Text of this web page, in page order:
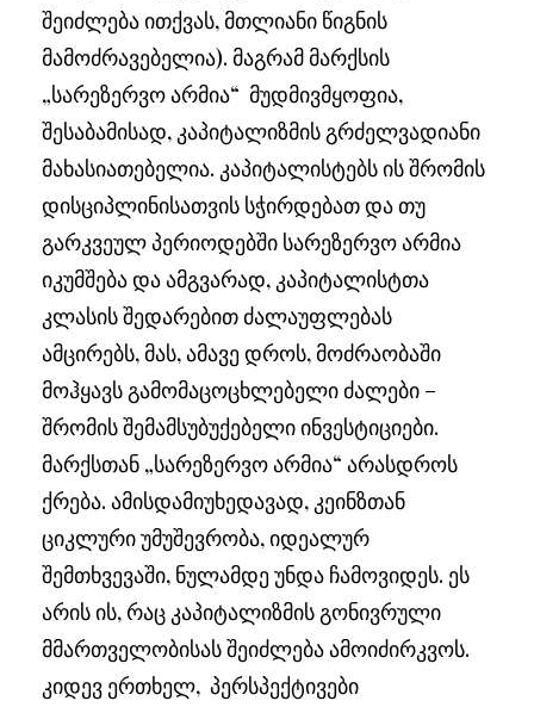
შეიძლება ითქვას, მთლიანი წიგნის
მამოძრავებელია). მაგრამ მარქსის
„სარეზერვო არმია“ მუდმივმყოფია,
შესაბამისად, კაპიტალიზმის გრძელვადიანი
მახასიათებელია. კაპიტალისტებს ის შრომის
დისციპლინისათვის სჭირდებათ და თუ
გარკვეულ პერიოდებში სარეზერვო არმია
იკუმშება და ამგვარად, კაპიტალისტთა
კლასის შედარებით ძალაუფლებას
ამცირებს, მას, ამავე დროს, მოძრაობაში
მოჰყავს გამომაცოცხლებელი ძალები –
შრომის შემამსუბუქებელი ინვესტიციები.
მარქსთან „სარეზერვო არმია“ არასდროს
ქრება. ამისდამიუხედავად, კეინზთან
ციკლური უმუშევრობა, იდეალურ
შემთხვევაში, ნულამდე უნდა ჩამოვიდეს. ეს
არის ის, რაც კაპიტალიზმის გონივრული
მმართველობისას შეიძლება ამოიძირკვოს.
კიდევ ერთხელ, პერსპექტივები